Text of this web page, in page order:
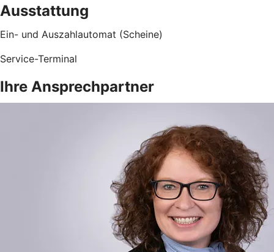
Ausstattung
Ein- und Auszahlautomat (Scheine)
Service-Terminal
Ihre Ansprechpartner